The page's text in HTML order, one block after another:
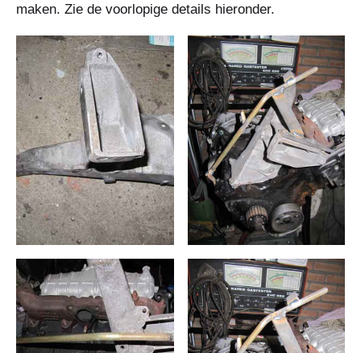
maken. Zie de voorlopige details hieronder.